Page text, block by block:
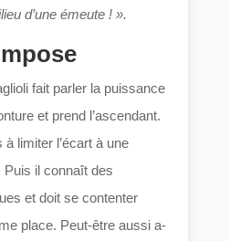
d’une émeute ! ».
fait parler la puissance
et prend l’ascendant.
limiter l’écart à une
Puis il connaît des
et doit se contenter
place. Peut-être aussi a-